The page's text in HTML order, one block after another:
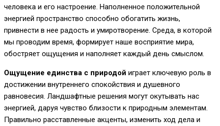
человека и его настроение. Наполненное положительной
энергией пространство способно обогатить жизнь,
привнести в нее радость и умиротворение. Среда, в которой
мы проводим время, формирует наше восприятие мира,
обостряет ощущения и наполняет каждый день смыслом.
Ощущение единства с природой играет ключевую роль в
достижении внутреннего спокойствия и душевного
равновесия. Ландшафтные решения могут окутывать нас
энергией, даруя чувство близости к природным элементам.
Правильно расставленные акценты, изменить ход дела и